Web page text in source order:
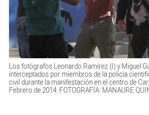
Los fotógrafos Leonardo Ramírez (I) y Miguel
interceptados por miembros de la policia
civil durante la manifestación en el centro de
Febrero de 2014. FOTOGRAFÍA: MANAURE